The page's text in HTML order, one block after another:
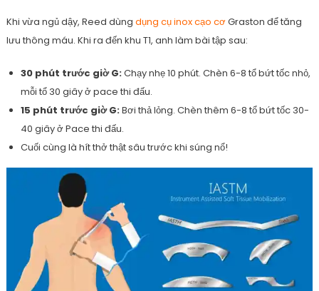
Khi vừa ngủ dậy, Reed dùng dụng cụ inox cạo cơGraston để tăng
lưu thông máu. Khi ra đến khu T1, anh làm bài tập sau:
30 phút trước giờ G:Chạy nhẹ 10 phút. Chèn 6-8 tổ bứt tốc nhỏ,
mỗi tổ 30 giây ở pace thi đấu.
15 phút trước giờ G:Bơi thả lỏng. Chèn thêm 6-8 tổ bứt tốc 30-
40 giây ở Pace thi đấu.
Cuối cùng là hít thở thật sâu trước khi súng nổ!